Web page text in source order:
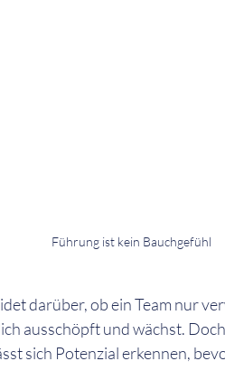
Führung ist kein Bauchgefühl
darüber, ob ein Team nur
ausschöpft und wächst.
sich Potenzial erkennen,